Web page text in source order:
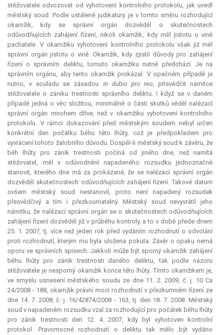
stěžovatele odvozovat od vyhotovení kontrolního protokolu, jak uvedl
městský soud. Podle ustálené judikatury je v tomto směru rozhodující
okamžik, kdy se správní orgán dozvěděl o skutečnostech
odůvodňujících zahájení řízení, nikoli okamžik, kdy měl jistotu o vině
pachatele. V okamžiku vyhotovení kontrolního protokolu však již měl
správní orgán jistotu o vině. Okamžik, kdy zjistil důvody pro zahájení
řízení o správním deliktu, tomuto okamžiku nutně předchází. Je na
správním orgánu, aby tento okamžik prokázal. V opačném případě je
nutno, v souladu se zásadou in dubio pro reo, přisvědčit námitce
stěžovatele o zániku trestnosti správního deliktu. I když se v daném
případě jedná o věc složitou, minimálně o části skutků věděl nalézací
správní orgán mnohem dříve, než v okamžiku vyhotovení kontrolního
protokolu. V rámci dokazování před městským soudem nebyl určen
konkrétní den počátku běhu této lhůty, což je předpokladem pro
vyvrácení tohoto žalobního důvodu. Dospěl-li městský soud k závěru, že
běh lhůty pro zánik trestnosti počíná od jiného dne, než namítá
stěžovatel, měl v odůvodnění napadeného rozsudku jednoznačně
stanovit, kterého dne má za prokázané, že se nalézací správní orgán
dozvěděl skutečnostech odůvodňujících zahájení řízení. Takové datum
ovšem městský soud nestanovil, proto není napadený rozsudek
přesvědčivý a tím i přezkoumatelný. Městský soud nevyvrátil jeho
námitku, že nalézací správní orgán se o skutečnostech odůvodňujících
zahájení řízení dozvěděl již v průběhu kontroly, a to v době přede dnem
25. 1. 2007, tj. více než jeden rok před vydáním rozhodnutí o odvolání
proti rozhodnutí, kterým mu byla uložena pokuta. Závěr o opaku nemá
oporu ve správních spisech. Jakkoli může být sporný okamžik zahájení
běhu lhůty pro zánik trestnosti daného deliktu, tak podle názoru
stěžovatele je nesporný okamžik konce této lhůty. Tímto okamžikem je,
ve smyslu usnesení městského soudu ze dne 11. 2. 2009, č. j. 10 Ca
24/2008 - 188, okamžik právní moci rozhodnutí v přezkumném řízení ze
dne 14. 7. 2008, č. j. 16/42874/2008 - 163, tj. den 18. 7. 2008. Městský
soud v napadeném rozsudku vzal za rozhodující pro počátek běhu lhůty
pro zánik trestnosti den 12. 4. 2007, kdy byl vyhotoven kontrolní
protokol. Pravomocné rozhodnutí o deliktu tak mělo být vydáno